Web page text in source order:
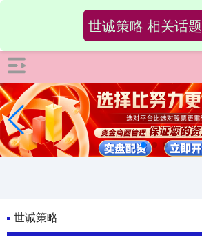
世诚策略
世诚策略 相关话题